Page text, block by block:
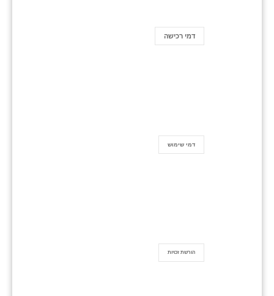
דמי רכישה
דמי שימוש
הורשת זכויות